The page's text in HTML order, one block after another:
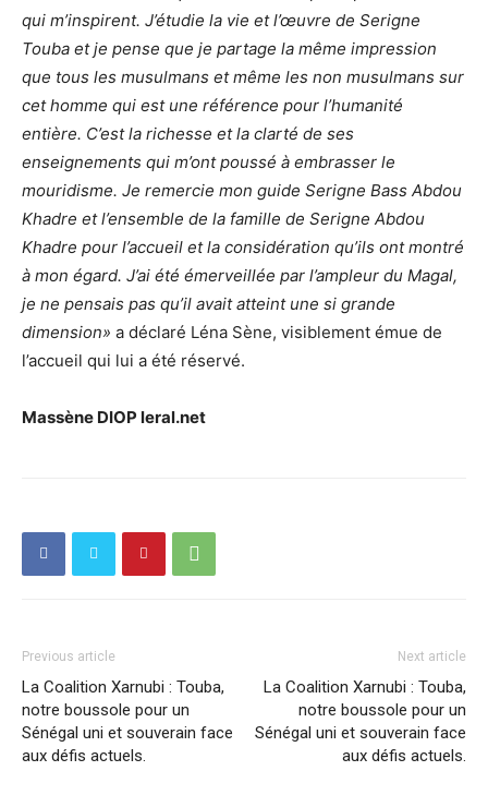
qui m’inspirent. J’étudie la vie et l’œuvre de Serigne
Touba et je pense que je partage la même impression
que tous les musulmans et même les non musulmans sur
cet homme qui est une référence pour l’humanité
entière. C’est la richesse et la clarté de ses
enseignements qui m’ont poussé à embrasser le
mouridisme. Je remercie mon guide Serigne Bass Abdou
Khadre et l’ensemble de la famille de Serigne Abdou
Khadre pour l’accueil et la considération qu’ils ont montré
à mon égard. J’ai été émerveillée par l’ampleur du Magal,
je ne pensais pas qu’il avait atteint une si grande
dimension» a déclaré Léna Sène, visiblement émue de
l’accueil qui lui a été réservé.
Massène DIOP leral.net
Previous article
La Coalition Xarnubi : Touba,
notre boussole pour un
Sénégal uni et souverain face
aux défis actuels.
Next article
La Coalition Xarnubi : Touba,
notre boussole pour un
Sénégal uni et souverain face
aux défis actuels.